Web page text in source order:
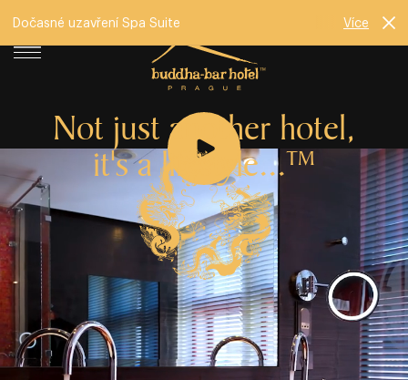
Not just another hotel,
it's a lifestyle...TM
Od roku 2009 mění Buddha⁠⁠⁠⁠⁠⁠⁠⁠⁠⁠⁠⁠⁠-⁠⁠⁠⁠⁠⁠⁠⁠⁠⁠⁠⁠⁠Bar Hotel Prague pohled na
moderní ubytování v srdci města. V klidném prostředí jen
Dočasné uzavření Spa Suite Více